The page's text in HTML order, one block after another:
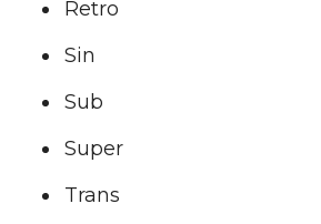
Retro
Sin
Sub
Super
Trans